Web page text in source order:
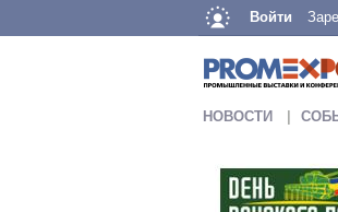
Войти
НОВОСТИ